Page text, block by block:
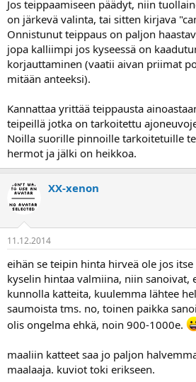
haukkua teippausta tai muita niksejä niin
tuhlaan puoli talvea ja lompakollisen
Jos teippaamiseen päädyt, niin
on järkevä valinta, tai sitten kirjava
Onnistunut teippaus on paljon
jopa kalliimpi jos kyseessä on
korjauttaminen (vaatii aivan priimat
mitään anteeksi).
Kannattaa yrittää teippausta
teipeillä jotka on tarkoitettu
Noilla suorille pinnoille tarkoitetuille
hermot ja jälki on heikkoa.
XX-xenon
11.12.2014
eihän se teipin hinta hirveä ole jos
kyselin hintaa valmiina, niin sanoivat,
kunnolla katteita, kuulemma lähtee
saumoista tms. no, toinen paikka
olis ongelma ehkä, noin 900-1000e.
maaliin katteet saa jo paljon
maalaaja. kuviot toki erikseen.